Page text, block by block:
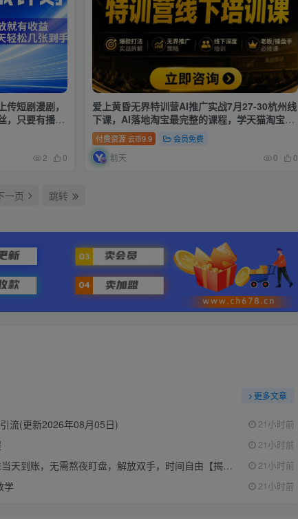
短剧漫剧，
，只要有播放
2 0
爱上黄昏无界特训营AI推广实战7月27-30杭州线
下课，AI落地淘宝最完整的课程，学天猫淘宝的
老板必看
付费资源 云币9.9 会员免费
前天 0 0
一页 跳转
更多文章
流(更新2026年08月05日) 21小时前
21小时前
到账，无需熬夜盯盘，解放双手，时间自由【揭秘】 21小时前
学 21小时前